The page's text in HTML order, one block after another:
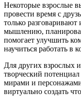
Некоторые взрослые
провести время с
только разговаривают
мышлению,
помогает улучшить
научиться работать в
Для других взрослых
творческий
мирами и
виртуально создать